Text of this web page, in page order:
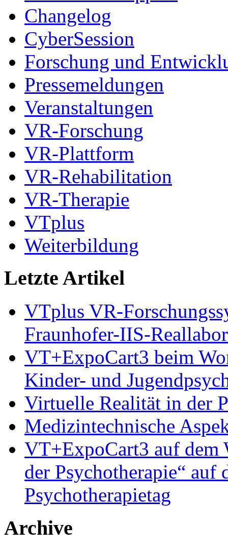
Changelog
CyberSession
Forschung und
Pressemeldungen
Veranstaltungen
VR-Forschung
VR-Plattform
VR-Rehabilitation
VR-Therapie
VTplus
Weiterbildung
Letzte Artikel
VTplus VR-
Fraunhofer-IIS-
VT+ExpoCart3 beim
Kinder- und
Virtuelle Realität in der
Medizintechnische
VT+ExpoCart3 auf dem
der Psychotherapie“ auf
Psychotherapietag
Archive